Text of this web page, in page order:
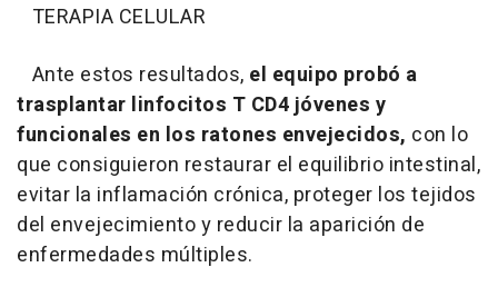
TERAPIA CELULAR
Ante estos resultados, el equipo probó a
trasplantar linfocitos T CD4 jóvenes y
funcionales en los ratones envejecidos, con lo
que consiguieron restaurar el equilibrio intestinal,
evitar la inflamación crónica, proteger los tejidos
del envejecimiento y reducir la aparición de
enfermedades múltiples.